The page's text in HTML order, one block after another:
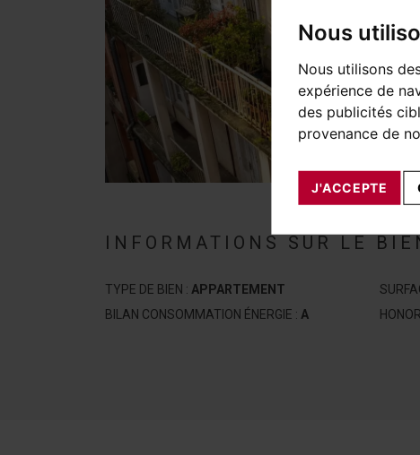
Nous
Nous utilisons
expérience de
des publicités
provenance de
J'ACCEPTE
INFORMATIONS SUR LE
TYPE DE BIEN : APPARTEMENT
BILAN CONSOMMATION ÉNERGIE : A